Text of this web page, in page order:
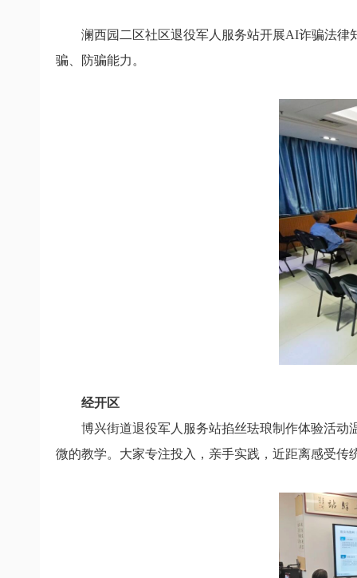
澜西园二区社区退役军人服务站开展AI诈骗法律
骗、防骗能力。
经开区
博兴街道退役军人服务站掐丝珐琅制作体验活动
微的教学。 大家专注投入，亲手实践， 近距离感受传